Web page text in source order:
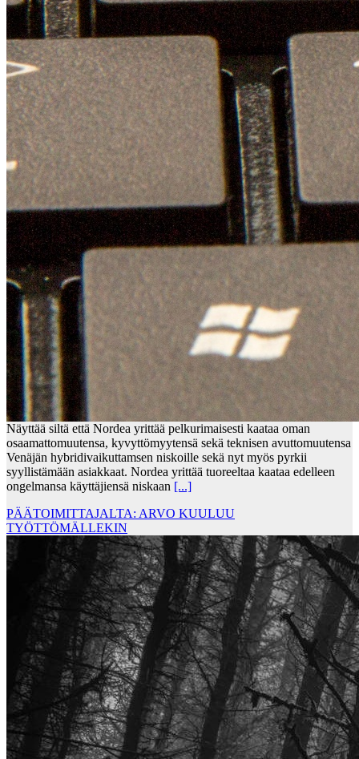
Näyttää siltä että Nordea yrittää pelkurimaisesti kaataa oman
osaamattomuutensa, kyvyttömyytensä sekä teknisen avuttomuutensa
Venäjän hybridivaikuttamsen niskoille sekä nyt myös pyrkii
syyllistämään asiakkaat. Nordea yrittää tuoreeltaa kaataa edelleen
ongelmansa käyttäjiensä niskaan [...]
PÄÄTOIMITTAJALTA: ARVO KUULUU
TYÖTTÖMÄLLEKIN